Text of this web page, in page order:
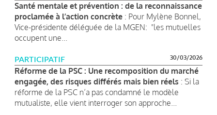
Santé mentale et prévention : de la reconnaissance
proclamée à l’action concrète : Pour Mylène Bonnel,
Vice-présidente déléguée de la MGEN: "les mutuelles
occupent une...
PARTICIPATIF 30/03/2026
Réforme de la PSC : Une recomposition du marché
engagée, des risques différés mais bien réels : Si la
réforme de la PSC n’a pas condamné le modèle
mutualiste, elle vient interroger son approche...